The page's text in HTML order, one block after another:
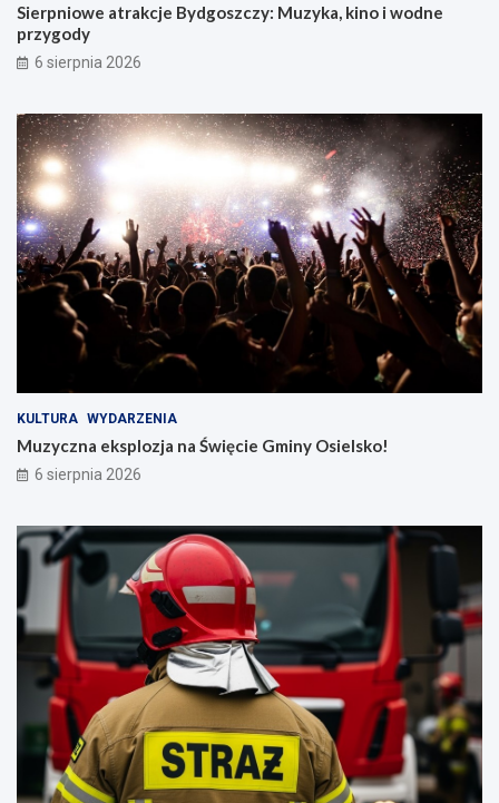
Sierpniowe atrakcje Bydgoszczy: Muzyka, kino i wodne
przygody
6 sierpnia 2026
KULTURA WYDARZENIA
Muzyczna eksplozja na Święcie Gminy Osielsko!
6 sierpnia 2026